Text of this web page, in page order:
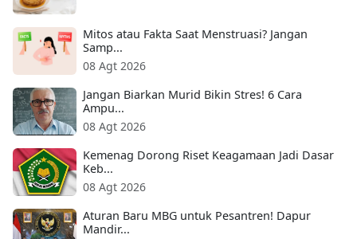
Mitos atau Fakta Saat Menstruasi? Jangan
Samp...
08 Agt 2026
Jangan Biarkan Murid Bikin Stres! 6 Cara
Ampu...
08 Agt 2026
Kemenag Dorong Riset Keagamaan Jadi Dasar
Keb...
08 Agt 2026
Aturan Baru MBG untuk Pesantren! Dapur
Mandir...